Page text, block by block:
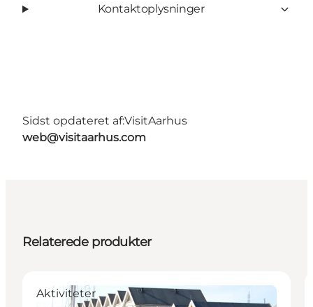
Kontaktoplysninger
Sidst opdateret af:VisitAarhus
web@visitaarhus.com
Relaterede produkter
Aktiviteter